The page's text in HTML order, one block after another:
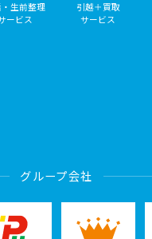
生前整理
ービス
引越＋買取
サービス
グループ会社